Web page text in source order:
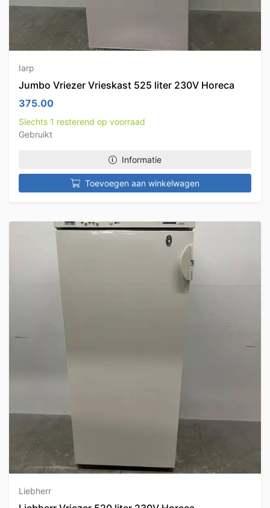
Iarp
Jumbo Vriezer Vrieskast 525 liter 230V Horeca
375.00
Slechts 1 resterend op voorraad
Gebruikt
Informatie
Toevoegen aan winkelwagen
Liebherr